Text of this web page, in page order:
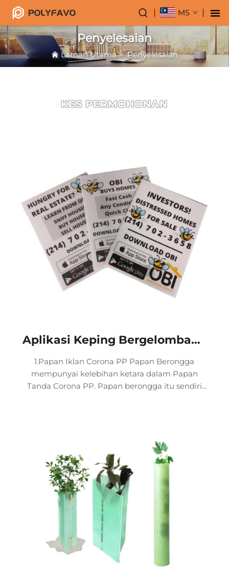
MS
Penyelesaian
Laman Utama>Penyelesaian
KES PERMOHONAN
Aplikasi Keping Bergelombang
PP
1.Papan Iklan Corona PP Papan Berongga
mempunyai kelebihan ketara dalam Papan
Tanda Corona PP. Papan berongga itu sendiri